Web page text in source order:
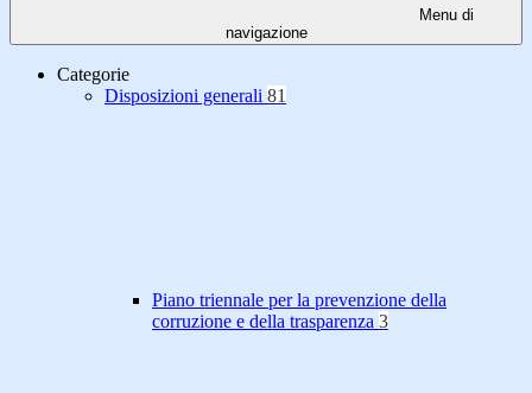
Menu di
navigazione
Categorie
Disposizioni generali 81
Piano triennale per la prevenzione della
corruzione e della trasparenza 3